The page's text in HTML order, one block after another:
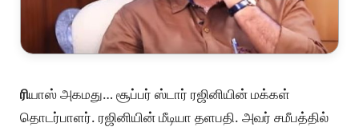
ரியாஸ் அகமது… சூப்பர் ஸ்டார் ரஜினியின் மக்கள்
தொடர்பாளர். ரஜினியின் மீடியா தளபதி. அவர் சமீபத்தில்